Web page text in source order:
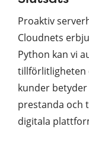
Proaktiv
Cloudnets
Python kan vi
tillförlitligheten
kunder
prestanda och
digitala